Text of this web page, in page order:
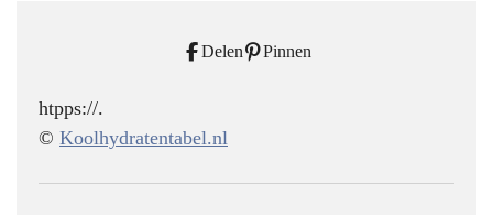
Delen Pinnen
htpps://.
© Koolhydratentabel.nl